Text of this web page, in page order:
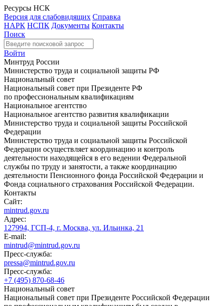
Ресурсы НСК
Версия для слабовидящих Справка
НАРК НСПК Документы Контакты
Поиск
Войти
Минтруд России
Министерство труда и социальной защиты РФ
Национальный совет
Национальный совет при Президенте РФ
по профессиональным квалификациям
Национальное агентство
Национальное агентство развития квалификации
Министерство труда и социальной защиты Российской
Федерации
Министерство труда и социальной защиты Российской
Федерации осуществляет координацию и контроль
деятельности находящейся в его ведении Федеральной
службы по труду и занятости, а также координацию
деятельности Пенсионного фонда Российской Федерации и
Фонда социального страхования Российской Федерации.
Контакты
Сайт:
mintrud.gov.ru
Адрес:
127994, ГСП-4, г. Москва, ул. Ильинка, 21
E-mail:
mintrud@mintrud.gov.ru
Пресс-служба:
pressa@mintrud.gov.ru
Пресс-служба:
+7 (495) 870-68-46
Национальный совет
Национальный совет при Президенте Российской Федерации